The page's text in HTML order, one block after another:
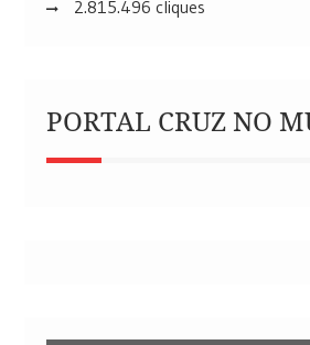
2.815.496 cliques
PORTAL CRUZ NO